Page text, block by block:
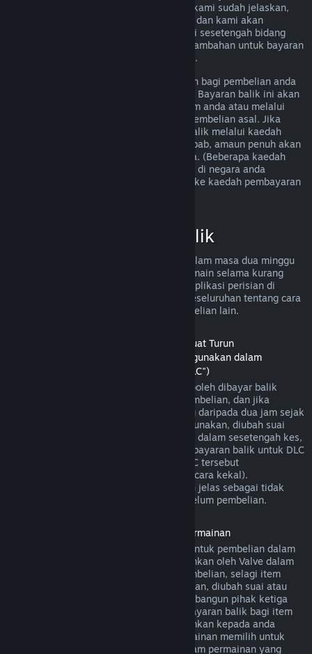
memenuhi peraturan bayaran balik yang kami sudah jelaskan,
anda masih boleh meminta bayaran balik dan kami akan
menyemak permintaan anda. Pengguna di sesetengah bidang
kuasa mungkin boleh mendapatkan hak tambahan untuk bayaran
balik sekiranya permainan tersebut rosak.
Anda akan menerima bayaran balik penuh bagi pembelian anda
dalam masa seminggu selepas kelulusan. Bayaran balik ini akan
dimasukkan ke dalam dana Dompet Steam anda atau melalui
kaedah pembayaran yang sama seperti pembelian asal. Jika
Steam tidak dapat memproses bayaran balik melalui kaedah
pembayaran awal anda atas sebarang sebab, amaun penuh akan
dikreditkan ke dalam Dompet Steam anda. (Beberapa kaedah
pembayaran yang tersedia melalui Steam di negara anda
mungkin tidak menyokong bayaran balik ke kaedah pembayaran
Kelayakan Bayaran Balik
Tawaran bayaran balik Steam terpakai dalam masa dua minggu
selepas pembelian dan dengan masa bermain selama kurang
daripada dua jam, untuk permainan dan aplikasi perisian di
gedung Steam. Berikut ialah gambaran keseluruhan tentang cara
bayaran balik berfungsi untuk jenis pembelian lain.
Bayaran Balik untuk Kandungan Boleh Muat Turun
(Kandungan gedung Steam yang boleh digunakan dalam
permainan atau aplikasi perisian lain, "DLC")
DLC yang dibeli daripada gedung Steam boleh dibayar balik
dalam masa empat belas hari selepas pembelian, dan jika
permainan utama telah dimainkan kurang daripada dua jam sejak
DLC dibeli, selagi DLC tersebut belum digunakan, diubah suai
atau dipindahkan. Harap maklum bahawa dalam sesetengah kes,
Steam mungkin tidak dapat memberikan bayaran balik untuk DLC
pihak ketiga tertentu (contohnya, jika DLC tersebut
meningkatkan tahap watak permainan secara kekal).
Pengecualian ini akan ditandakan dengan jelas sebagai tidak
boleh dibayar balik di halaman Store sebelum pembelian.
Bayaran balik untuk Pembelian Dalam Permainan
Steam akan menawarkan bayaran balik untuk pembelian dalam
permainan bagi permainan yang dibangunkan oleh Valve dalam
masa empat puluh lapan jam selepas pembelian, selagi item
dalam permainan tersebut belum digunakan, diubah suai atau
dipindahkan. Berdasarkan syarat ini, pembangun pihak ketiga
mempunyai pilihan untuk mendayakan bayaran balik bagi item
dalam permainan. Steam akan memaklumkan kepada anda
semasa pembelian jika pembangun permainan memilih untuk
menawarkan bayaran balik bagi item dalam permainan yang